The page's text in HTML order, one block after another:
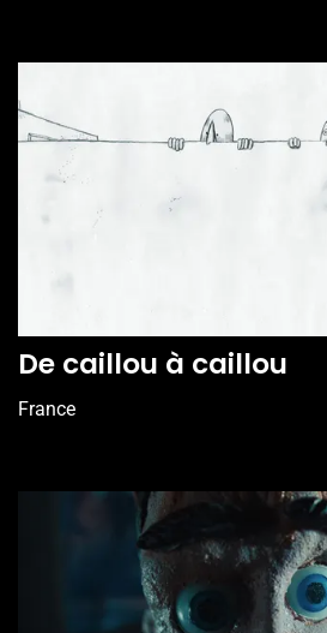
De caillou à caillou
France